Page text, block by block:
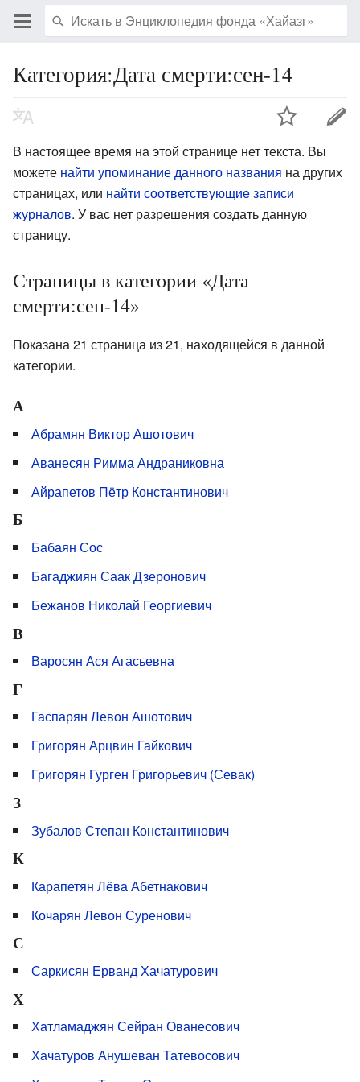
Категория:Дата смерти:сен-14
В настоящее время на этой странице нет текста. Вы
можете найти упоминание данного названия на других
страницах, или найти соответствующие записи
журналов. У вас нет разрешения создать данную
страницу.
Страницы в категории «Дата
смерти:сен-14»
Показана 21 страница из 21, находящейся в данной
категории.
А
Абрамян Виктор Ашотович
Аванесян Римма Андраниковна
Айрапетов Пётр Константинович
Б
Бабаян Сос
Багаджиян Саак Дзеронович
Бежанов Николай Георгиевич
В
Варосян Ася Агасьевна
Г
Гаспарян Левон Ашотович
Григорян Арцвин Гайкович
Григорян Гурген Григорьевич (Севак)
З
Зубалов Степан Константинович
К
Карапетян Лёва Абетнакович
Кочарян Левон Суренович
С
Саркисян Ерванд Хачатурович
Х
Хатламаджян Сейран Ованесович
Хачатуров Анушеван Татевосович